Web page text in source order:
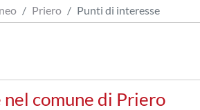
Priero Punti di interesse
comune di Priero